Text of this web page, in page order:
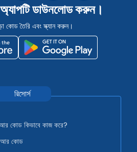
ডাউনলোড করুন।
কোড তৈরি এবং স্ক্যান করুন।
রিসোর্স
কোড কিভাবে কাজ করে?
কোড